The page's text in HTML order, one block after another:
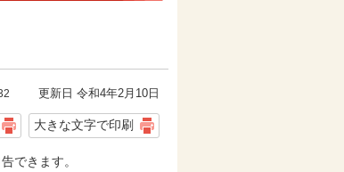
更新日 令和4年2月10日
大きな文字で印刷
できます。